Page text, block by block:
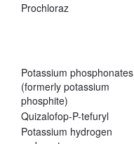
Prochloraz
Potassium phosphonates
(formerly potassium
phosphite)
Quizalofop-P-tefuryl
Potassium hydrogen